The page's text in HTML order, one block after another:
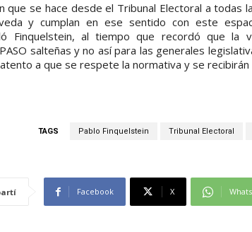
que se hace desde el Tribunal Electoral a
y cumplan en ese sentido con este
Finquelstein, al tiempo que recordó que la
salteñas y no así para las generales
a que se respete la normativa y se recibirán
TAGS Pablo Finquelstein Tribunal Electoral
Facebook X